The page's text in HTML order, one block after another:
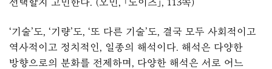
선택할지 고민한다. (오민, 「노이즈」, 113쪽)
‘기술’도, ‘기량’도, ‘또 다른 기술’도, 결국 모두 사회적이고
역사적이고 정치적인, 일종의 해석이다. 해석은 다양한
방향으로의 분화를 전제하며, 다양한 해석은 서로 어느